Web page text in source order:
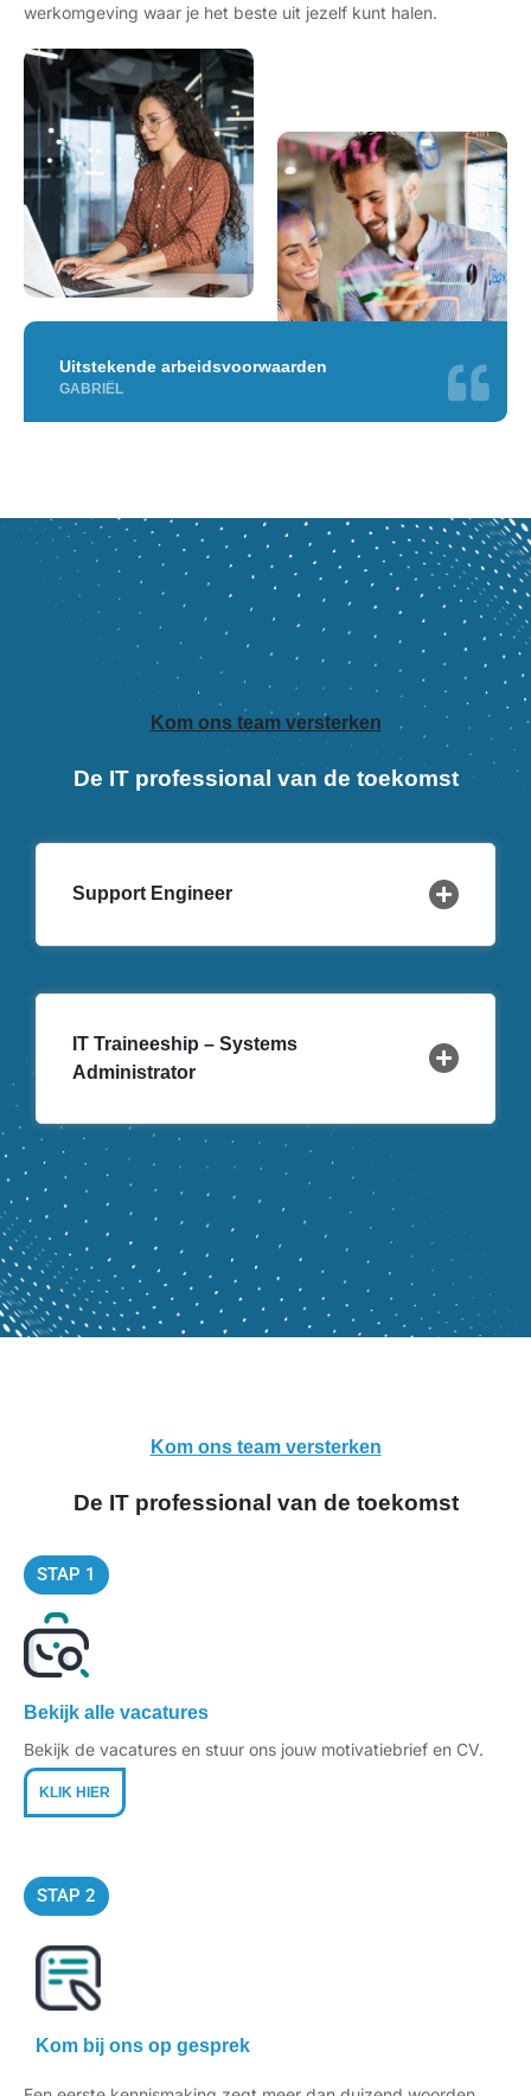
Uitstekende arbeidsvoorwaarden
GABRIËL
werkomgeving waar je het beste uit jezelf kunt halen.
Kom ons team versterken
De IT professional van de toekomst
Support Engineer
IT Traineeship – Systems
Administrator
Kom ons team versterken
De IT professional van de toekomst
STAP 1
Bekijk alle vacatures
Bekijk de vacatures en stuur ons jouw motivatiebrief en CV.
KLIK HIER
STAP 2
Kom bij ons op gesprek